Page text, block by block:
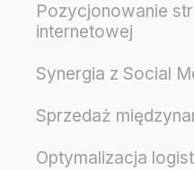
Pozycjonowanie
internetowej
Synergia z Social
Sprzedaż
Optymalizacja